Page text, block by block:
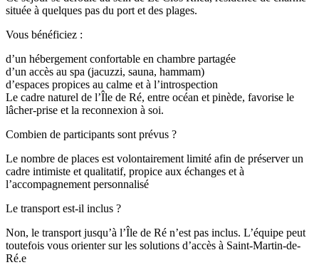
située à quelques pas du port et des plages.
Vous bénéficiez :
d’un hébergement confortable en chambre partagée
d’un accès au spa (jacuzzi, sauna, hammam)
d’espaces propices au calme et à l’introspection
Le cadre naturel de l’Île de Ré, entre océan et pinède, favorise le
lâcher-prise et la reconnexion à soi.
Combien de participants sont prévus ?
Le nombre de places est volontairement limité afin de préserver un
cadre intimiste et qualitatif, propice aux échanges et à
l’accompagnement personnalisé
Le transport est-il inclus ?
Non, le transport jusqu’à l’Île de Ré n’est pas inclus. L’équipe peut
toutefois vous orienter sur les solutions d’accès à Saint-Martin-de-
Ré.e